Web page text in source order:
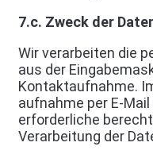
7.c. Zweck der
Wir verarbeiten die
aus der
Kontaktaufnahme.
aufnahme per E-
erforderliche
Verarbeitung der